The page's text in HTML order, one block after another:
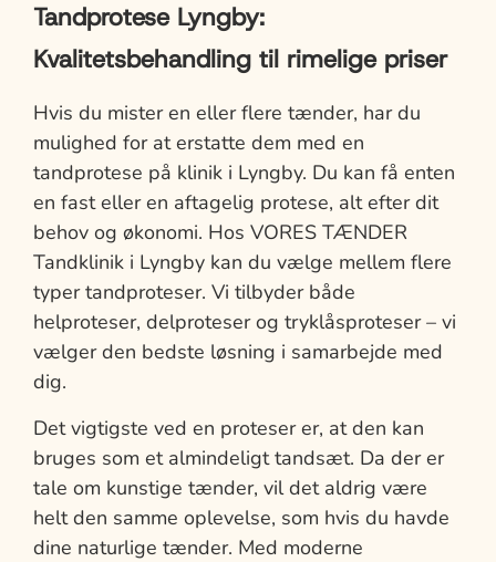
Tandprotese Lyngby:
Kvalitetsbehandling til rimelige priser
Hvis du mister en eller flere tænder, har du
mulighed for at erstatte dem med en
tandprotese på klinik i Lyngby. Du kan få enten
en fast eller en aftagelig protese, alt efter dit
behov og økonomi. Hos VORES TÆNDER
Tandklinik i Lyngby kan du vælge mellem flere
typer tandproteser. Vi tilbyder både
helproteser, delproteser og tryklåsproteser – vi
vælger den bedste løsning i samarbejde med
dig.
Det vigtigste ved en proteser er, at den kan
bruges som et almindeligt tandsæt. Da der er
tale om kunstige tænder, vil det aldrig være
helt den samme oplevelse, som hvis du havde
dine naturlige tænder. Med moderne